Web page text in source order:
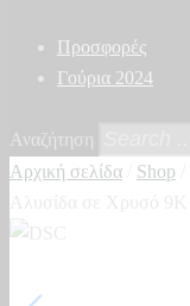
Προσφορές
Γούρια 2024
Αναζήτηση
Αρχική σελίδα
Shop